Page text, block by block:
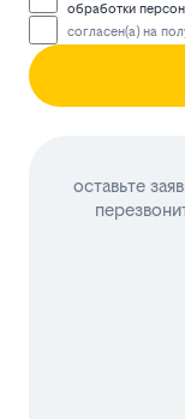
обработки
согласен(а) на
оставьте